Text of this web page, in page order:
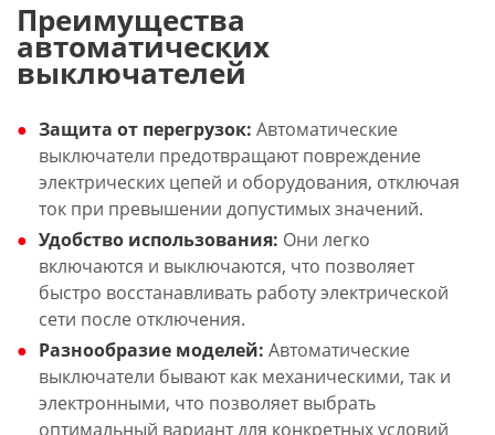
Преимущества
автоматических
выключателей
Защита от перегрузок: Автоматические
выключатели предотвращают повреждение
электрических цепей и оборудования, отключая
ток при превышении допустимых значений.
Удобство использования: Они легко
включаются и выключаются, что позволяет
быстро восстанавливать работу электрической
сети после отключения.
Разнообразие моделей: Автоматические
выключатели бывают как механическими, так и
электронными, что позволяет выбрать
оптимальный вариант для конкретных условий